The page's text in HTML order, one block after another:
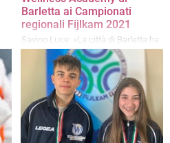
Barletta ai Campionati
regionali Fijlkam 2021
Savino Luce: «La città di Barletta ha
bisogno di sport e di una sana
educazione per i giovani»